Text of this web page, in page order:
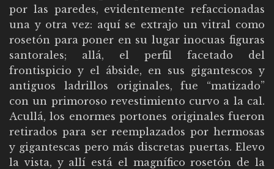
por las paredes, evidentemente refaccionadas
una y otra vez: aquí se extrajo un vitral como
rosetón para poner en su lugar inocuas figuras
santorales; allá, el perfil facetado del
frontispicio y el ábside, en sus gigantescos y
antiguos ladrillos originales, fue “matizado”
con un primoroso revestimiento curvo a la cal.
Acullá, los enormes portones originales fueron
retirados para ser reemplazados por hermosas
y gigantescas pero más discretas puertas. Elevo
la vista, y allí está el magnífico rosetón de la